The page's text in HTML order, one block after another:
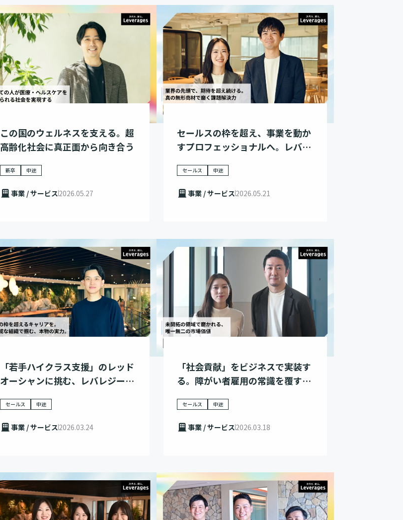
この国のウェルネスを支える。超
高齢化社会に真正面から向き合う
新卒 中途
事業 / サービス2026.05.27
セールスの枠を超え、事業を動か
すプロフェッショナルへ。レバテ
セールス 中途
事業 / サービス2026.05.21
「若手ハイクラス支援」のレッド
オーシャンに挑む、レバレジーズ
セールス 中途
事業 / サービス2026.03.24
「社会貢献」をビジネスで実装す
る。障がい者雇用の常識を覆すワ
セールス 中途
事業 / サービス2026.03.18